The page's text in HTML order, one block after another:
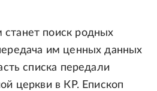
поиск родных
им ценных данных
списка передали
церкви в КР. Епископ